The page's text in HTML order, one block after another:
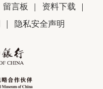
留言板
资料下载
隐私安全声明